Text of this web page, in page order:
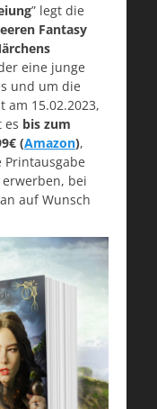
” legt die
Fantasy
eine junge
und um die
am 15.02.2023,
es bis zum
(Amazon),
Printausgabe
bei
auf Wunsch